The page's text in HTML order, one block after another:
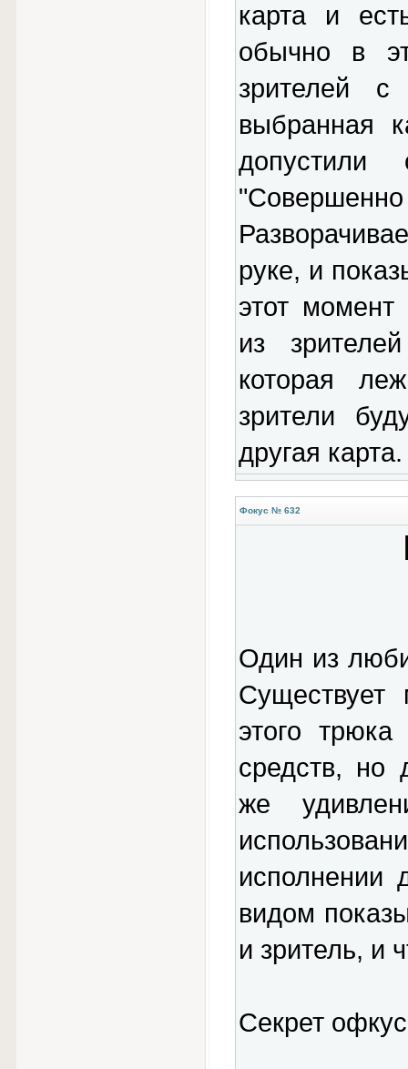
карта и
обычно в
зрителей
выбранная
руке, и
этот момент
из
которая
зрители
другая карта.
Фокус № 632
Один из
Существует
этого
средств, но
же
исполнении
видом
и зритель, и
Секрет